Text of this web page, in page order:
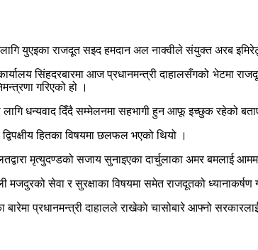
युएइका राजदूत सइद हमदान अल नाक्वीले संयुक्त अरब
कार्यालय सिंहदरबारमा आज प्रधानमन्त्री दाहालसँगको
गरिएको हो ।
लागि धन्यवाद दिँदै सम्मेलनमा सहभागी हुन आफू इच्छुक रहेको
हितका विषयमा छलफल भएको थियो ।
मृत्युदण्डको सजाय सुनाइएका दार्चुलाका अमर बमलाई
मजदुरको सेवा र सुरक्षाका विषयमा समेत राजदूतको ध्यानाकर्षण
बारेमा प्रधानमन्त्री दाहालले राखेकाे चासोबारे आफ्नो